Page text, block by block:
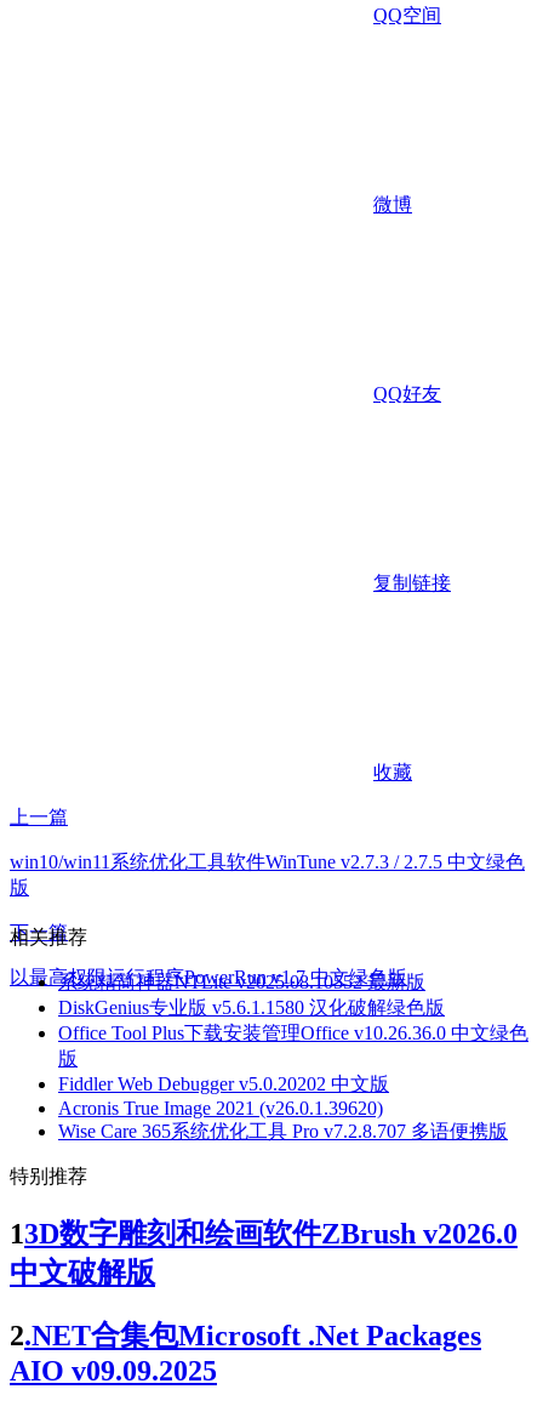
QQ空间
微博
QQ好友
复制链接
收藏
上一篇
win10/win11系统优化工具软件WinTune v2.7.3 / 2.7.5 中文绿色
版
下一篇
以最高权限运行程序PowerRun v1.7 中文绿色版
相关推荐
系统精简神器NTLite v2025.08.10552 最新版
DiskGenius专业版 v5.6.1.1580 汉化破解绿色版
Office Tool Plus下载安装管理Office v10.26.36.0 中文绿色
版
Fiddler Web Debugger v5.0.20202 中文版
Acronis True Image 2021 (v26.0.1.39620)
Wise Care 365系统优化工具 Pro v7.2.8.707 多语便携版
特别推荐
13D数字雕刻和绘画软件ZBrush v2026.0
中文破解版
2.NET合集包Microsoft .Net Packages
AIO v09.09.2025